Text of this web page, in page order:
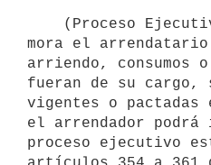
mora el
arriendo, consumos
fueran de su cargo,
vigentes o
el arrendador
proceso ejecutivo